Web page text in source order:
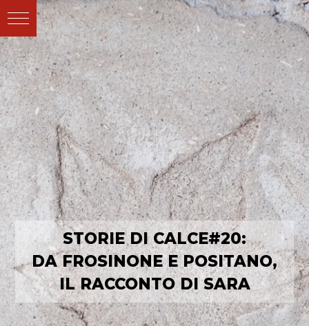
STORIE DI CALCE#20:
DA FROSINONE E POSITANO,
IL RACCONTO DI SARA